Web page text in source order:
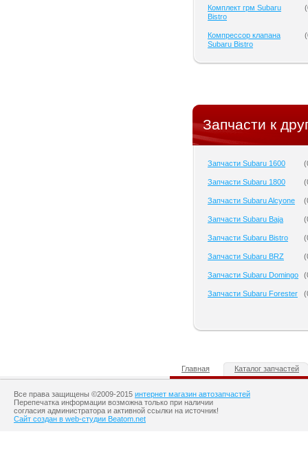
Комплект грм Subaru
Bistro
(
Компрессор клапана
Subaru Bistro
(
Запчасти к
Запчасти Subaru 1600 (
Запчасти Subaru 1800 (
Запчасти Subaru Alcyone (
Запчасти Subaru Baja (
Запчасти Subaru Bistro (
Запчасти Subaru BRZ (
Запчасти Subaru Domingo (
Запчасти Subaru Forester (
Главная Каталог запчастей
Все права защищены ©2009-2015 интернет магазин автозапчастей
Перепечатка информации возможна только при наличии
согласия администратора и активной ссылки на источник!
Сайт создан в web-студии Beatom.net